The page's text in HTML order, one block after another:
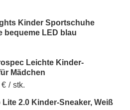
Kinder Sportschuhe
bequeme LED blau
Leichte Kinder-
Mädchen
€ / stk.
2.0 Kinder-Sneaker, Weiß